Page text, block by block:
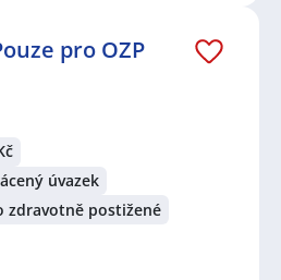
pro OZP
úvazek
zdravotně postižené